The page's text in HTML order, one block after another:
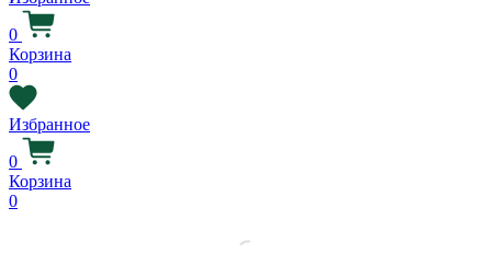
0
Корзина
0
Избранное
0
Корзина
0